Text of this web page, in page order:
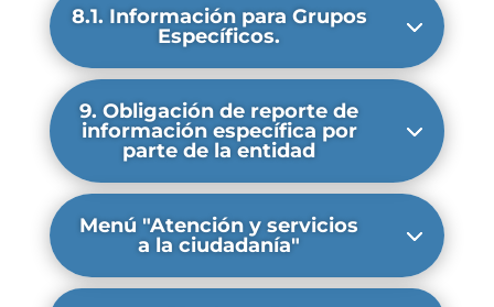
8.1. Información para Grupos
Específicos.
9. Obligación de reporte de
información específica por
parte de la entidad
Menú "Atención y servicios
a la ciudadanía"